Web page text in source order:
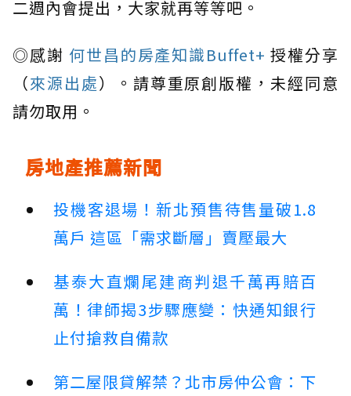
二週內會提出，大家就再等等吧。
◎感謝 何世昌的房產知識Buffet+授權分享
（來源出處）。請尊重原創版權，未經同意
請勿取用。
房地產推薦新聞
投機客退場！新北預售待售量破1.8
萬戶 這區「需求斷層」賣壓最大
基泰大直爛尾建商判退千萬再賠百
萬！律師揭3步驟應變：快通知銀行
止付搶救自備款
第二屋限貸解禁？北市房仲公會：下